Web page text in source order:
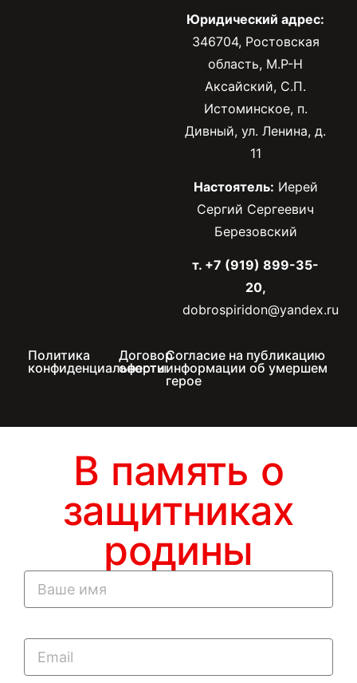
Юридический адрес:
346704, Ростовская
область, М.Р-Н
Аксайский, С.П.
Истоминское, п.
Дивный, ул. Ленина, д.
11
Настоятель: Иерей
Сергий Сергеевич
Березовский
т. +7 (919) 899-35-
20,
dobrospiridon@yandex.ru
Политика
конфиденциальности
Договор
оферты
Согласие на публикацию
информации об умершем
герое
В память о
защитниках
родины